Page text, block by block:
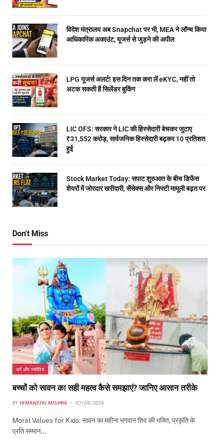
विदेश मंत्रालय अब Snapchat पर भी, MEA ने लॉन्च किया
आधिकारिक अकाउंट, यूजर्स से जुड़ने की अपील
LPG यूजर्स अलर्ट! इस दिन तक करा लें eKYC, नहीं तो
अटक सकती है सिलेंडर बुकिंग
LIC OFS: सरकार ने LIC की हिस्सेदारी बेचकर जुटाए
₹31,552 करोड़, सार्वजनिक हिस्सेदारी बढ़कर 10 प्रतिशत
हुई
Stock Market Today: सपाट शुरुआत के बीच डिफेंस
शेयरों में जोरदार खरीदारी, सेंसेक्स और निफ्टी मामूली बढ़त पर
Don't Miss
धर्म और ज्योतिष
बच्चों को सावन का सही महत्व कैसे समझाएं? जानिए आसान तरीके
BY HIMANSHU MISHRA 07/08/2026
Moral Values for Kids: सावन का महीना भगवान शिव की भक्ति, प्रकृति के
प्रति सम्मान…